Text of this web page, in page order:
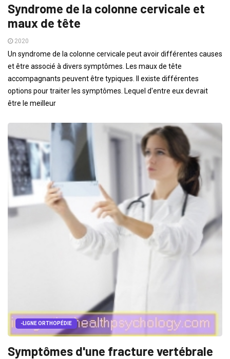
Syndrome de la colonne cervicale et
maux de tête
2020
Un syndrome de la colonne cervicale peut avoir différentes causes
et être associé à divers symptômes. Les maux de tête
accompagnants peuvent être typiques. Il existe différentes
options pour traiter les symptômes. Lequel d'entre eux devrait
être le meilleur
-LIGNE ORTHOPÉDIE
Symptômes d'une fracture vertébrale